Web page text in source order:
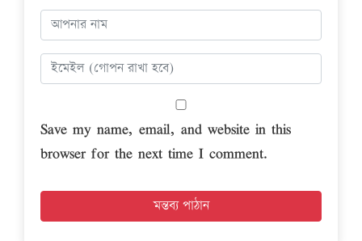
Save my name, email, and website in this
browser for the next time I comment.